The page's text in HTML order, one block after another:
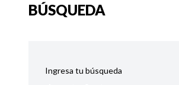
BÚSQUEDA
Ingresa tu búsqueda